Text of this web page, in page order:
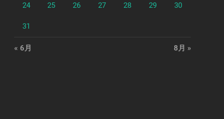
24 25 26 27 28 29 30
31
« 6月 8月 »